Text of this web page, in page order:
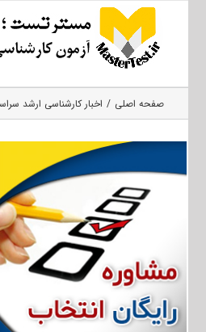
صفحه اصلی اخبار کارشناسی ارشد